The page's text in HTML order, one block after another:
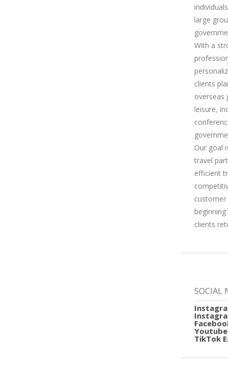
large
With a
clients
overseas
leisure,
Our goal
travel
efficient
clients
SOCIAL
Youtube
TikTok